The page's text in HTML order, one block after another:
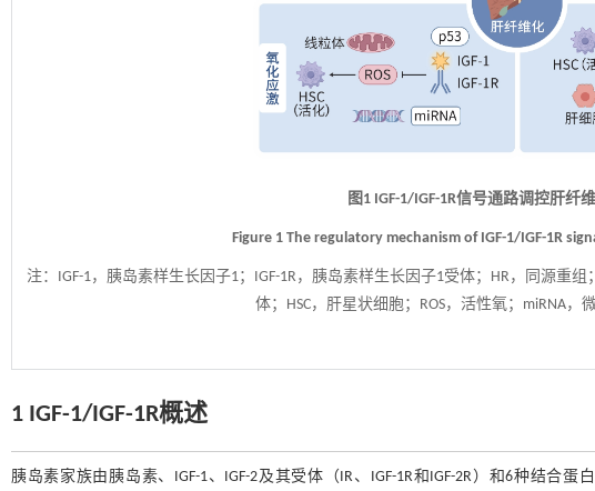
图1 IGF-1/IGF-1R信号通路调控肝纤
Figure 1 The regulatory mechanism of IGF-1/IGF-1R
注： IGF-1，胰岛素样生长因子1；IGF-1R，胰岛素样生长因子1受体；HR，同源重
体；HSC，肝星状细胞；ROS，活性氧；miRNA，
1 IGF-1/IGF-1R概述
胰岛素家族由胰岛素、IGF-1、IGF-2及其受体（IR、IGF-1R和IGF-2R）和6种结合蛋